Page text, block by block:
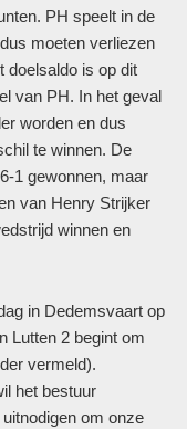
PH speelt in de
moeten verliezen
doelsaldo is op dit
van PH. In het geval
worden en dus
te winnen. De
1 gewonnen, maar
van Henry Strijker
winnen en
in Dedemsvaart op
Lutten 2 begint om
vermeld).
het bestuur
om onze